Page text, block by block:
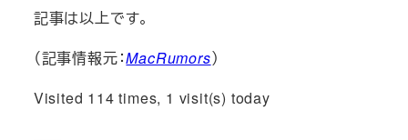
記事は以上です。
（記事情報元：MacRumors）
Visited 114 times, 1 visit(s) today